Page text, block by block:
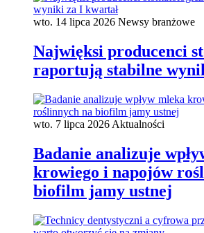
wto. 14 lipca 2026 Newsy branżowe
Najwięksi producenci
raportują stabilne
wto. 7 lipca 2026 Aktualności
Badanie analizuje
krowiego i napojów
biofilm jamy ustnej